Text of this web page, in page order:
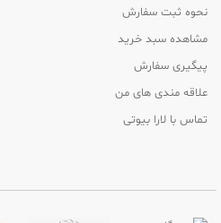
نحوه ثبت سفارش
مشاهده سبد خرید
پیگیری سفارش
علاقه مندی های من
تماس با لارا بیوتی